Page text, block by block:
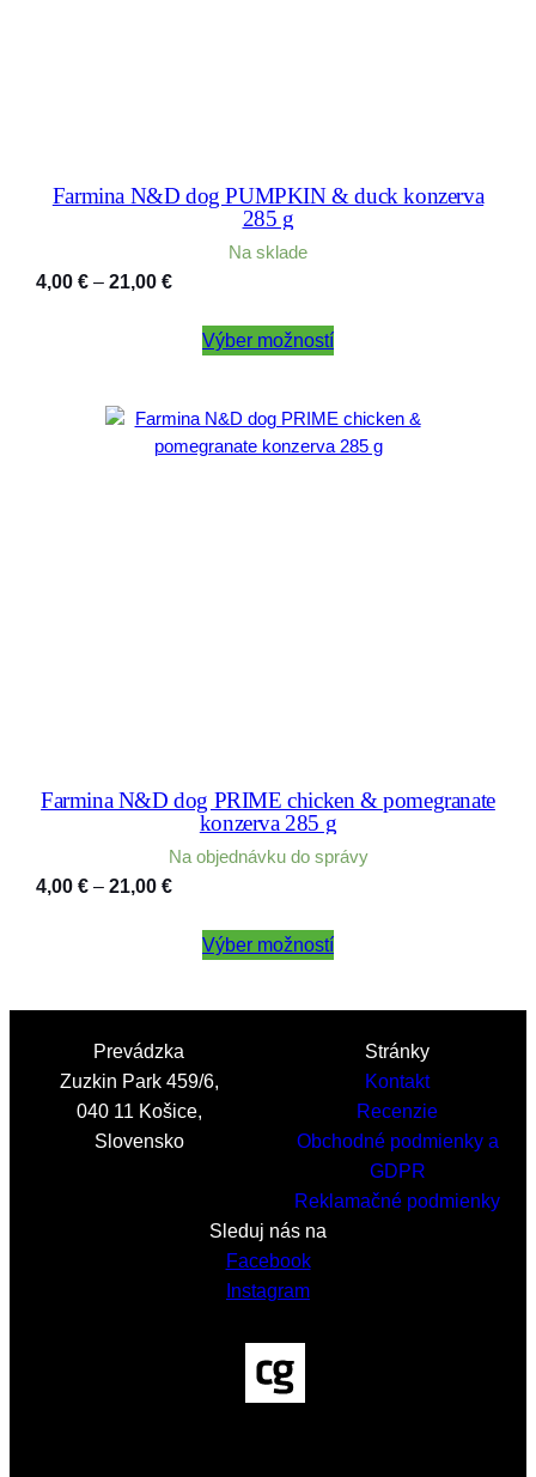
Farmina N&D dog PUMPKIN & duck konzerva
285 g
Na sklade
4,00 € – 21,00 €Price
4,00 €Výber možností
Farmina N&D dog PRIME chicken & pomegranate
konzerva 285 g
Na objednávku do správy
4,00 € – 21,00 €Price
4,00 €Výber možností
Prevádzka
Zuzkin Park 459/6,
040 11 Košice,
Slovensko
Stránky
Kontakt
Recenzie
Obchodné podmienky a
GDPR
Reklamačné podmienky
Sleduj nás na
Facebook
Instagram